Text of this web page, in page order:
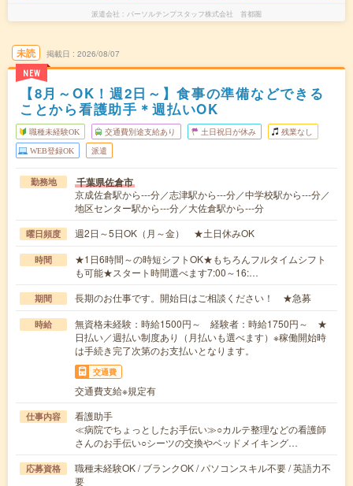
派遣会社 パーソルテンプスタッフ株式会社 首都圏
未読
NEW
掲載日 2026/08/07
【8月～OK！週2日～】食事の準備などできる
ことから看護助手＊週払いOK
職種未経験OK 交通費別途支給あり 土日祝日が休み 残業なし
WEB登録OK 派遣
勤務地 千葉県佐倉市
京成佐倉駅から---分／志津駅から---分／中学校駅から---分／
地区センター駅から---分／大佐倉駅から---分
曜日頻度 週2日～5日OK（月～金） ★土日休みOK
時間
★1日6時間～の時短シフトOK★もちろんフルタイムシフト
も可能★スタート時間選べます7:00～16:…
期間 長期のお仕事です。開始日はご相談ください！ ★急募
時給
無資格未経験：時給1500円～ 経験者：時給1750円～ ★
日払い／週払い制度あり（月払いも選べます）※稼働開始時
は手続き完了次第のお支払いとなります。
交通費
交通費支給※規定有
仕事内容
看護助手
≪病院でちょっとしたお手伝い≫○カルテ整理などの看護師
さんのお手伝い○シーツの交換やベッドメイキング…
応募資格
職種未経験OK / ブランクOK / パソコンスキル不要 / 英語力不
要